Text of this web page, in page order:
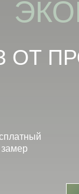
ОТ
замер